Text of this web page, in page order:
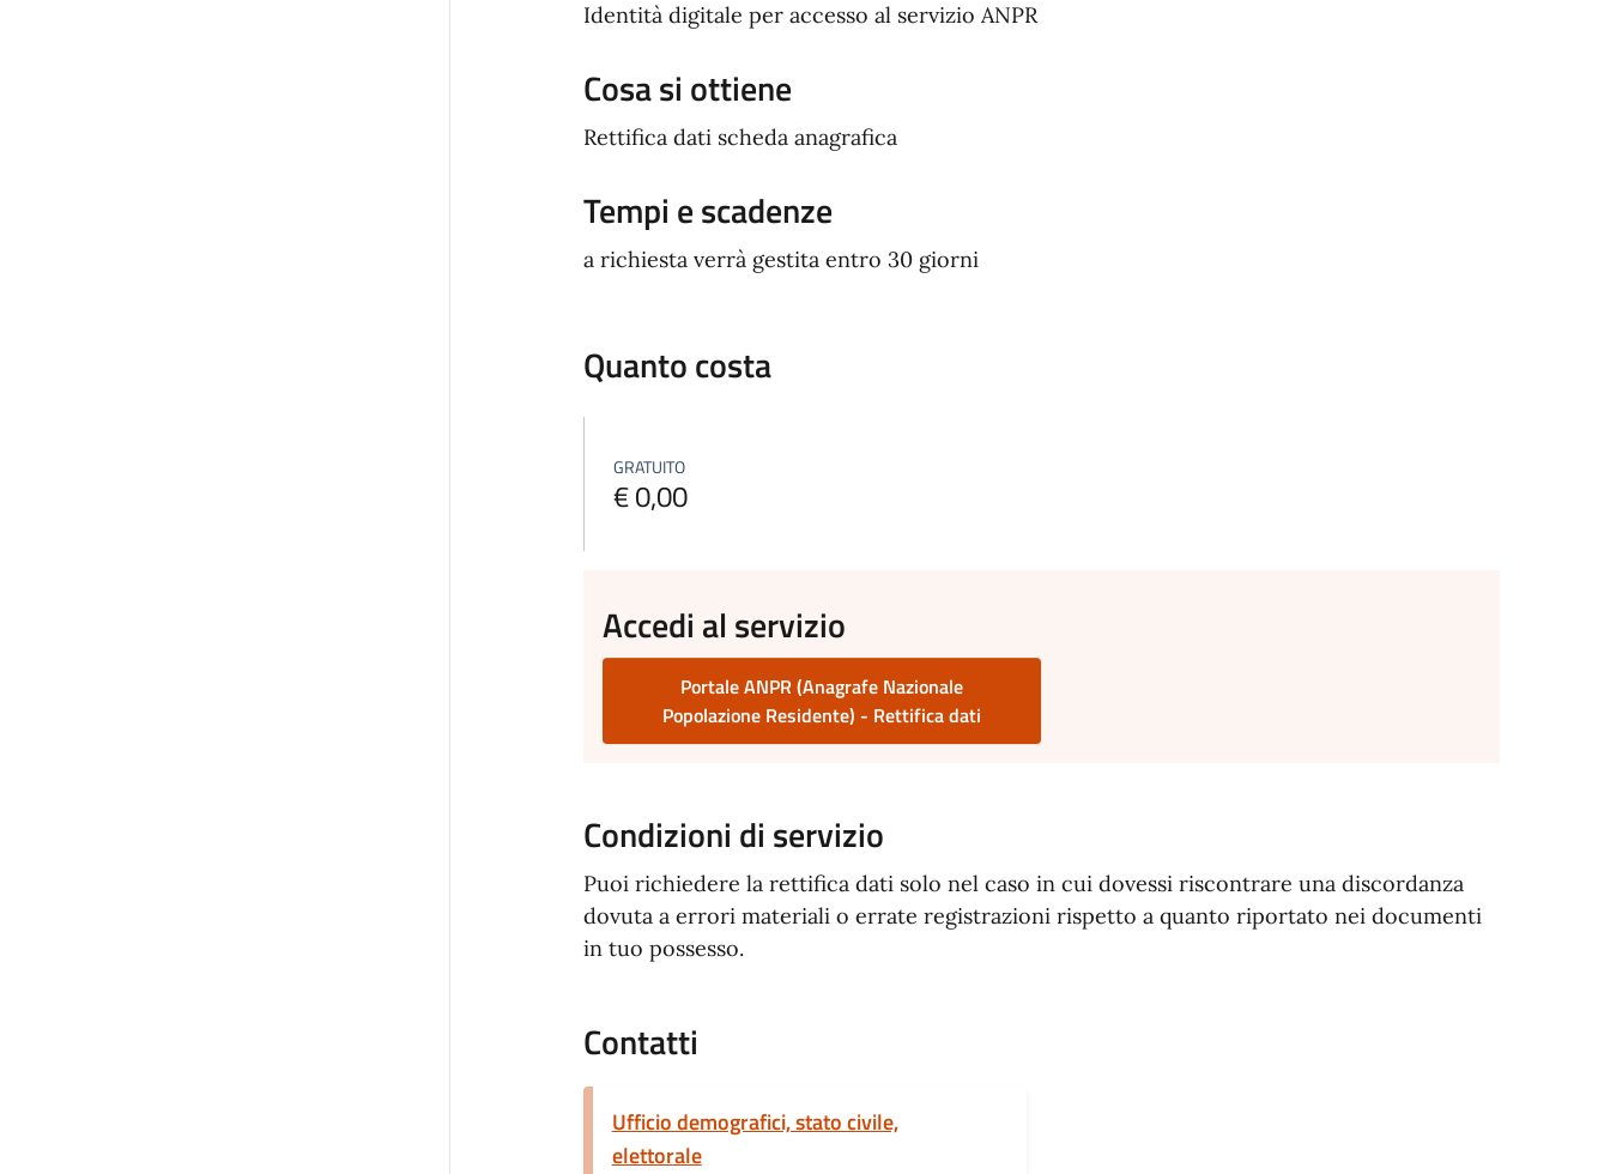
Identità digitale per accesso al servizio ANPR
Cosa si ottiene
Rettifica dati scheda anagrafica
Tempi e scadenze
a richiesta verrà gestita entro 30 giorni
Quanto costa
GRATUITO
€ 0,00
Accedi al servizio
Portale ANPR (Anagrafe Nazionale
Popolazione Residente) - Rettifica dati
Condizioni di servizio
Puoi richiedere la rettifica dati solo nel caso in cui dovessi riscontrare una discordanza
dovuta a errori materiali o errate registrazioni rispetto a quanto riportato nei documenti
in tuo possesso.
Contatti
Ufficio demografici, stato civile,
elettorale